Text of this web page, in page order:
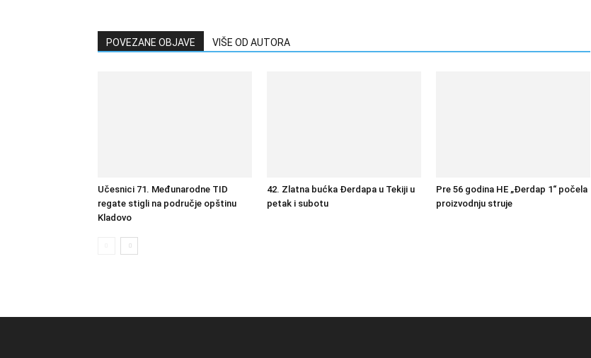
POVEZANE OBJAVE VIŠE OD AUTORA
Učesnici 71. Međunarodne TID
regate stigli na područje opštinu
Kladovo
42. Zlatna bućka Đerdapa u Tekiji u
petak i subotu
Pre 56 godina HE „Đerdap 1“ počela
proizvodnju struje